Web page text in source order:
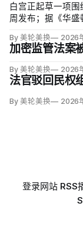
白宫正起草一项
周发布；据《华
项覆盖全球数百万
闭症，相关说法源
销执照。
By 美轮美换 2026
加密监管法案
By 美轮美换 2026
法官驳回民权
By 美轮美换 2026
登录网站 RSS